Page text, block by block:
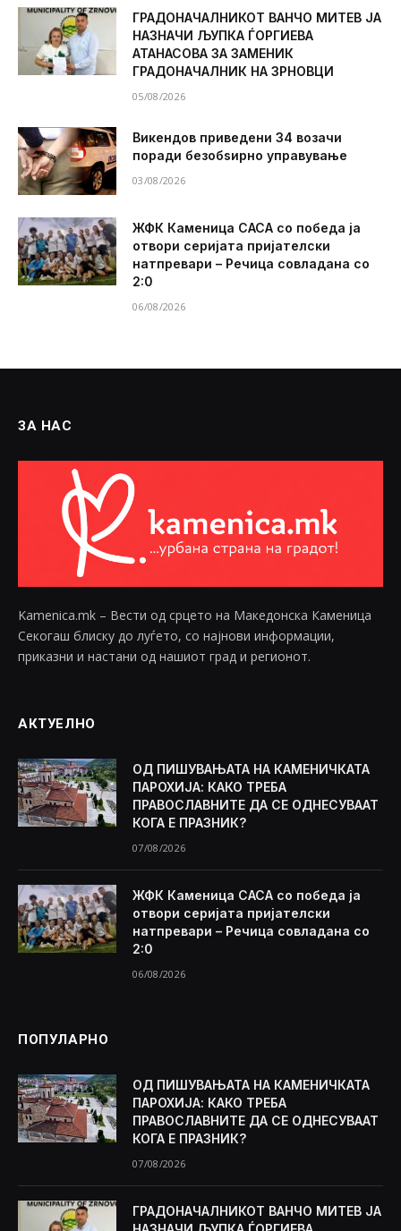
ГРАДОНАЧАЛНИКОТ ВАНЧО МИТЕВ ЈА
НАЗНАЧИ ЉУПКА ЃОРГИЕВА
АТАНАСОВА ЗА ЗАМЕНИК
ГРАДОНАЧАЛНИК НА ЗРНОВЦИ
05/08/2026
Викендов приведени 34 возачи
поради безобѕирно управување
03/08/2026
ЖФК Каменица САСА со победа ја
отвори серијата пријателски
натпревари – Речица совладана со
2:0
06/08/2026
ЗА НАС
Kamenica.mk – Вести од срцето на Македонска Каменица
Секогаш блиску до луѓето, со најнови информации,
приказни и настани од нашиот град и регионот.
АКТУЕЛНО
ОД ПИШУВАЊАТА НА КАМЕНИЧКАТА
ПАРОХИЈА: КАКО ТРЕБА
ПРАВОСЛАВНИТЕ ДА СЕ ОДНЕСУВААТ
КОГА Е ПРАЗНИК?
07/08/2026
ЖФК Каменица САСА со победа ја
отвори серијата пријателски
натпревари – Речица совладана со
2:0
06/08/2026
ПОПУЛАРНО
ОД ПИШУВАЊАТА НА КАМЕНИЧКАТА
ПАРОХИЈА: КАКО ТРЕБА
ПРАВОСЛАВНИТЕ ДА СЕ ОДНЕСУВААТ
КОГА Е ПРАЗНИК?
07/08/2026
ГРАДОНАЧАЛНИКОТ ВАНЧО МИТЕВ ЈА